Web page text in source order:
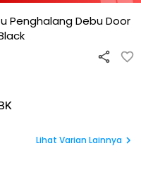
Penghalang Debu Door
Lihat Varian Lainnya